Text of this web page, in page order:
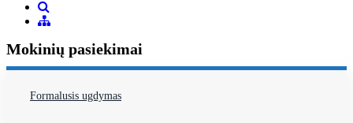
Mokinių pasiekimai
Formalusis ugdymas